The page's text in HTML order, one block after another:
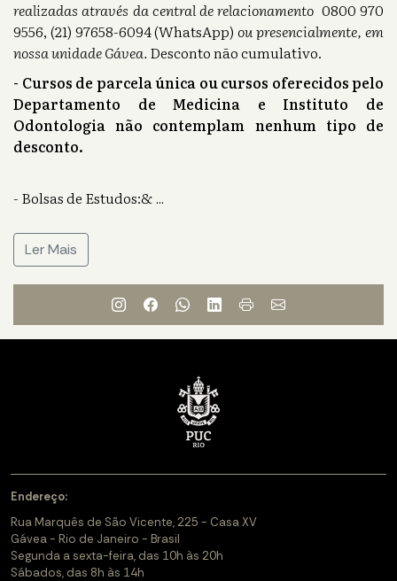
realizadas através da central de relacionamento 0800 970
9556, (21) 97658-6094 (WhatsApp)ou presencialmente, em
nossa unidade Gávea.Desconto não cumulativo.
- Cursos de parcela única ou cursos oferecidos pelo
Departamento de Medicina e Instituto de
Odontologia não contemplam nenhum tipo de
desconto.
- Bolsas de Estudos:&...
Ler Mais
Endereço:
Rua Marquês de São Vicente, 225 - Casa XV
Gávea - Rio de Janeiro - Brasil
Segunda a sexta-feira, das 10h às 20h
Sábados, das 8h às 14h